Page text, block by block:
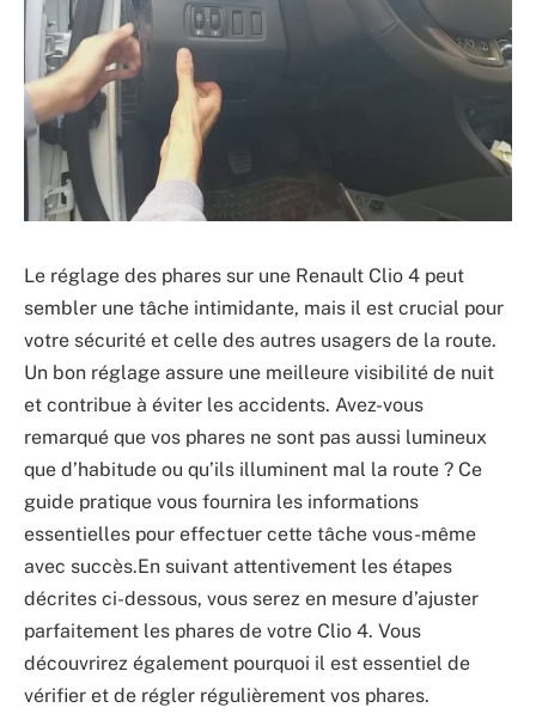
Le réglage des phares sur une Renault Clio 4 peut
sembler une tâche intimidante, mais il est crucial pour
votre sécurité et celle des autres usagers de la route.
Un bon réglage assure une meilleure visibilité de nuit
et contribue à éviter les accidents. Avez-vous
remarqué que vos phares ne sont pas aussi lumineux
que d’habitude ou qu’ils illuminent mal la route ? Ce
guide pratique vous fournira les informations
essentielles pour effectuer cette tâche vous-même
avec succès.En suivant attentivement les étapes
décrites ci-dessous, vous serez en mesure d’ajuster
parfaitement les phares de votre Clio 4. Vous
découvrirez également pourquoi il est essentiel de
vérifier et de régler régulièrement vos phares.